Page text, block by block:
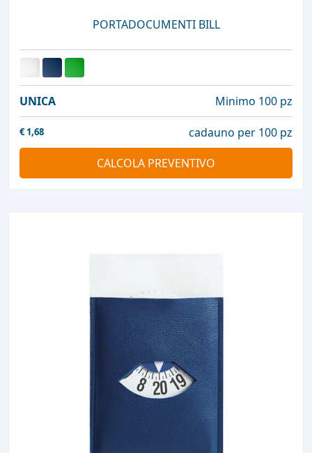
PORTADOCUMENTI BILL
UNICA Minimo 100 pz
€ 1,68
cadauno per 100 pz
CALCOLA PREVENTIVO